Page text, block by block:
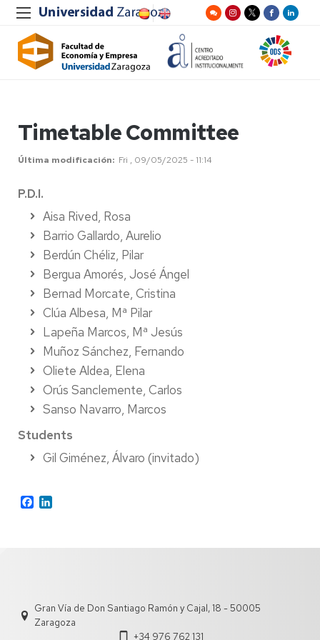
Timetable Committee
Última modificación Fri , 09/05/2025 - 11:14
P.D.I.
Aisa Rived, Rosa
Barrio Gallardo, Aurelio
Berdún Chéliz, Pilar
Bergua Amorés, José Ángel
Bernad Morcate, Cristina
Clúa Albesa, Mª Pilar
Lapeña Marcos, Mª Jesús
Muñoz Sánchez, Fernando
Oliete Aldea, Elena
Orús Sanclemente, Carlos
Sanso Navarro, Marcos
Students
Gil Giménez, Álvaro (invitado)
Facebook
Gran Vía de Don Santiago Ramón y Cajal, 18 - 50005
Zaragoza
+34 976 762 131